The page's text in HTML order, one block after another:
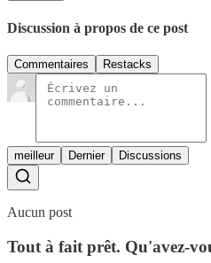
Discussion à propos de ce post
Commentaires Restacks
meilleur Dernier Discussions
Aucun post
Tout à fait prêt. Qu'avez-